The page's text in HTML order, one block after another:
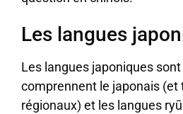
Les langues
Les langues japoniques
comprennent le japonais (et
régionaux) et les langues